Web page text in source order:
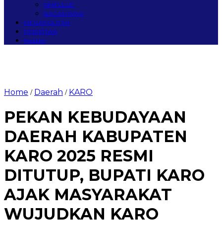
SIMEULUE
NAGAN RAYA
MEGAPOLITAN
PERISTIWA
Redaksi
Home / Daerah / KARO
PEKAN KEBUDAYAAN
DAERAH KABUPATEN
KARO 2025 RESMI
DITUTUP, BUPATI KARO
AJAK MASYARAKAT
WUJUDKAN KARO